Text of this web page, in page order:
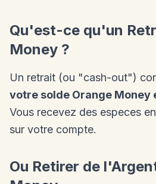
Qu'est-ce qu'un
Money ?
Un retrait (ou "cash-out")
votre solde Orange Money
Vous recevez des especes
sur votre compte.
Ou Retirer de